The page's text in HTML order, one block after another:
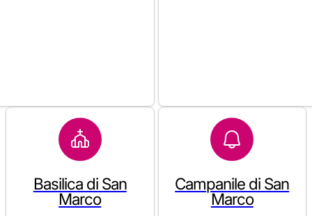
Basilica di San
Marco
Campanile di San
Marco